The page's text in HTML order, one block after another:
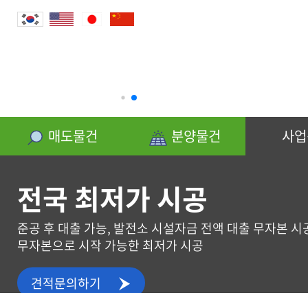
매도물건 분양물건 사
분양물건
사업신청
전국 최저가 시공
준공 후 대출 가능, 발전소 시설자금 전액 대출 무자본 시
무자본으로 시작 가능한 최저가 시공
견적문의하기